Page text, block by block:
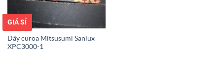
GIÁ TỐT
GIÁ SỈ
Dây curoa Mitsusumi Sanlux
XPC3000-1